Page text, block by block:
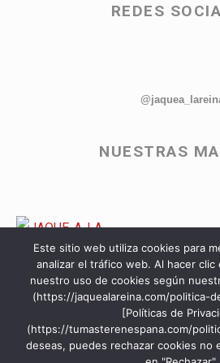
REDES
NUESTRAS
Este sitio web utiliza cookies para
analizar el tráfico web. Al hacer clic
nuestro uso de cookies según
(https://jaquealareina.com/politica-
[Políticas de
(https://tumasterenespana.com/
deseas, puedes rechazar cookies no